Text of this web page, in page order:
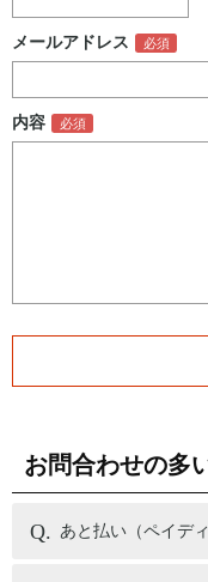
メールアドレス
内容
お問合わせの多
あと払い（ペイデ